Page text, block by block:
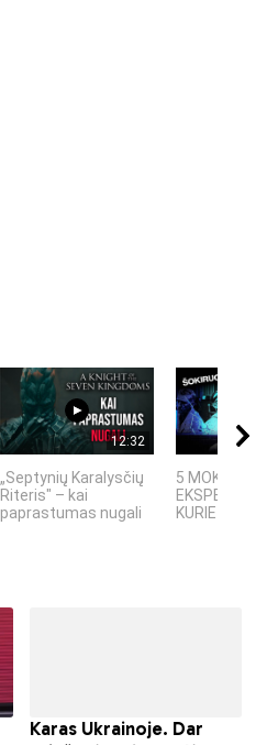
12:32
„Septynių Karalysčių
Riteris" – kai
paprastumas nugali
5 MOKSLINIAI
KURIE